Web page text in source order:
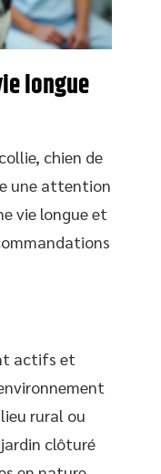
longue
chien de
une attention
vie longue et
actifs et
rural ou
clôturé